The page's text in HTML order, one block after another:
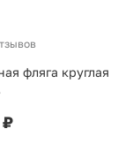
фляга круглая
₽